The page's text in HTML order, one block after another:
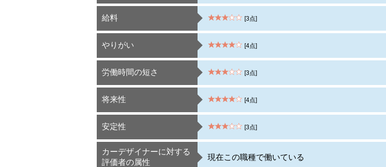
給料 [3点]
やりがい [4点]
労働時間の短さ [3点]
将来性 [4点]
安定性 [3点]
カーデザイナーに対する
評価者の属性
現在この職種で働いている